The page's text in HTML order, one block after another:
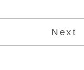
Next